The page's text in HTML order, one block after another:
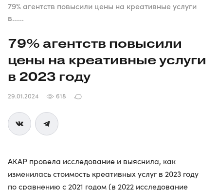
79% агентств повысили цены на креативные услуги
в......
79% агентств повысили
цены на креативные услуги
в 2023 году
29.01.2024 618
АКАР провела исследование и выяснила, как
изменилась стоимость креативных услуг в 2023 году
по сравнению с 2021 годом (в 2022 исследование